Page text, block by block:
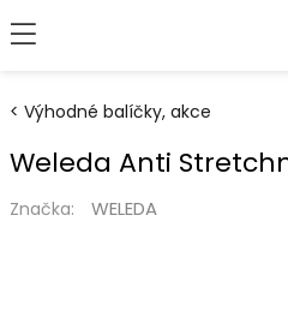
Výhodné balíčky, akce
Weleda Anti
Značka: WELEDA